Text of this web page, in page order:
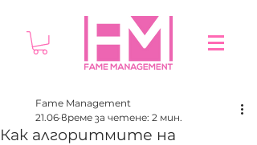
Как алгоритмите на
Fame Management
21.06 време за четене: 2 мин.